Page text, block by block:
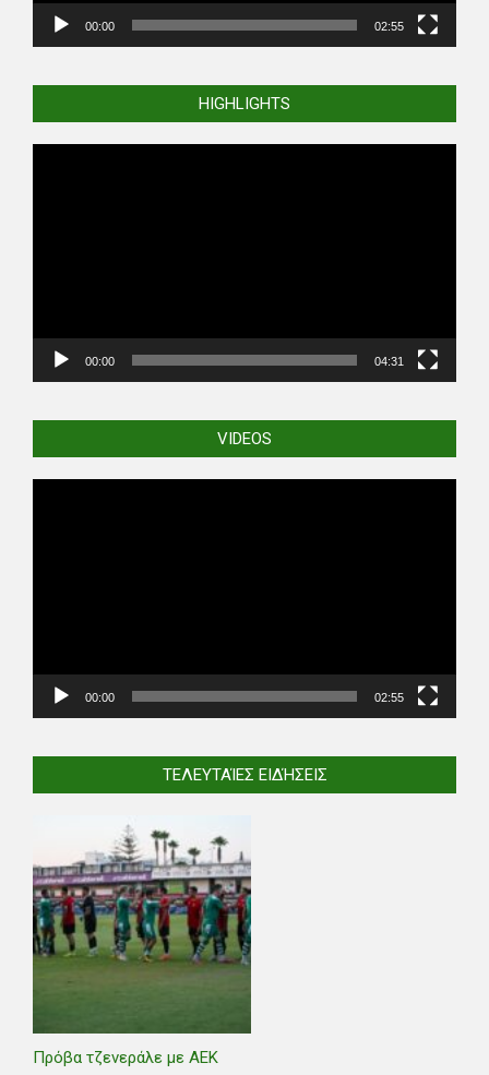
00:00 02:55
HIGHLIGHTS
00:00 04:31
VIDEOS
00:00 02:55
ΤΕΛΕΥΤΑΊΕΣ ΕΙΔΉΣΕΙΣ
Πρόβα τζενεράλε με ΑΕΚ